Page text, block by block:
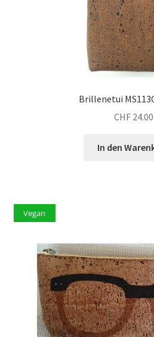
Brillenetui
CHF 24.00
In den
Vegan